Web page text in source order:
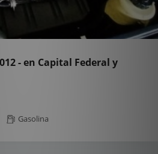
- en Capital Federal y
Gasolina